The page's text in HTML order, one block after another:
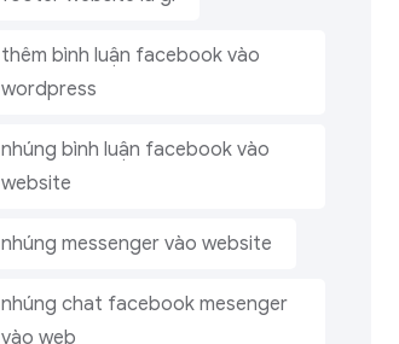
thêm bình luận facebook vào
wordpress
nhúng bình luận facebook vào
website
nhúng messenger vào website
nhúng chat facebook mesenger
vào web